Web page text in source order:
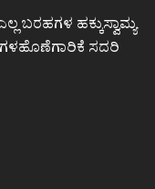
ಬರಹಗಳ ಹಕ್ಕುಸ್ವಾಮ್ಯ
ಸದರಿ